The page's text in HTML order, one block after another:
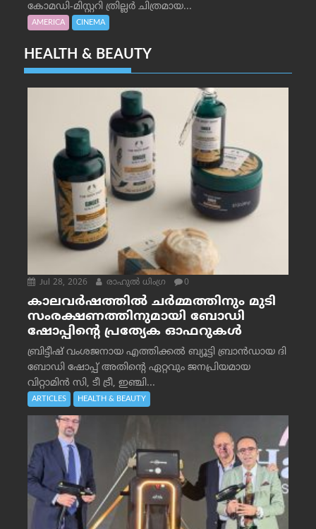
കോമഡി-മിസ്റ്ററി ത്രില്ലർ ചിത്രമായ...
AMERICA CINEMA
HEALTH & BEAUTY
Jul 28, 2026 രാഹുല്‍ ധിംഗ്ര 0
കാലവർഷത്തിൽ ചർമ്മത്തിനും മുടി
സംരക്ഷണത്തിനുമായി ബോഡി
ഷോപ്പിന്റെ പ്രത്യേക ഓഫറുകൾ
ബ്രിട്ടീഷ് വംശജനായ എത്തിക്കൽ ബ്യൂട്ടി ബ്രാൻഡായ ദി
ബോഡി ഷോപ്പ് അതിന്റെ ഏറ്റവും ജനപ്രിയമായ
വിറ്റാമിൻ സി, ടീ ട്രീ, ഇഞ്ചി...
ARTICLES HEALTH & BEAUTY